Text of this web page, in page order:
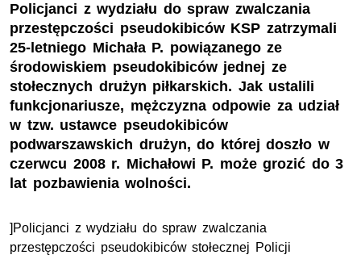
Policjanci z wydziału do spraw zwalczania
przestępczości pseudokibiców KSP zatrzymali
25-letniego Michała P. powiązanego ze
środowiskiem pseudokibiców jednej ze
stołecznych drużyn piłkarskich. Jak ustalili
funkcjonariusze, mężczyzna odpowie za udział
w tzw. ustawce pseudokibiców
podwarszawskich drużyn, do której doszło w
czerwcu 2008 r. Michałowi P. może grozić do 3
lat pozbawienia wolności.
]Policjanci z wydziału do spraw zwalczania
przestępczości pseudokibiców stołecznej Policji